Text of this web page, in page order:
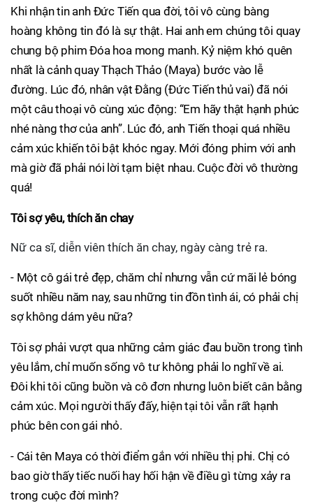
Khi nhận tin anh Đức Tiến qua đời, tôi vô cùng bàng
hoàng không tin đó là sự thật. Hai anh em chúng tôi quay
chung bộ phim Đóa hoa mong manh. Kỷ niệm khó quên
nhất là cảnh quay Thạch Thảo (Maya) bước vào lễ
đường. Lúc đó, nhân vật Đằng (Đức Tiến thủ vai) đã nói
một câu thoại vô cùng xúc động: “Em hãy thật hạnh phúc
nhé nàng thơ của anh”. Lúc đó, anh Tiến thoại quá nhiều
cảm xúc khiến tôi bật khóc ngay. Mới đóng phim với anh
mà giờ đã phải nói lời tạm biệt nhau. Cuộc đời vô thường
quá!
Tôi sợ yêu, thích ăn chay
Nữ ca sĩ, diễn viên thích ăn chay, ngày càng trẻ ra.
- Một cô gái trẻ đẹp, chăm chỉ nhưng vẫn cứ mãi lẻ bóng
suốt nhiều năm nay, sau những tin đồn tình ái, có phải chị
sợ không dám yêu nữa?
Tôi sợ phải vượt qua những cảm giác đau buồn trong tình
yêu lắm, chỉ muốn sống vô tư không phải lo nghĩ về ai.
Đôi khi tôi cũng buồn và cô đơn nhưng luôn biết cân bằng
cảm xúc. Mọi người thấy đấy, hiện tại tôi vẫn rất hạnh
phúc bên con gái nhỏ.
- Cái tên Maya có thời điểm gắn với nhiều thị phi. Chị có
bao giờ thấy tiếc nuối hay hối hận về điều gì từng xảy ra
trong cuộc đời mình?